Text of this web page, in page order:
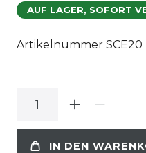
AUF LAGER, SOFORT
Artikelnummer SCE20
IN DEN